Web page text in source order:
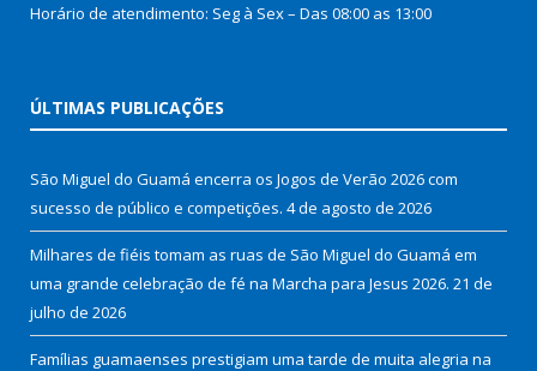
Horário de atendimento: Seg à Sex – Das 08:00 as 13:00
ÚLTIMAS PUBLICAÇÕES
São Miguel do Guamá encerra os Jogos de Verão 2026 com
sucesso de público e competições. 4 de agosto de 2026
Milhares de fiéis tomam as ruas de São Miguel do Guamá em
uma grande celebração de fé na Marcha para Jesus 2026. 21 de
julho de 2026
Famílias guamaenses prestigiam uma tarde de muita alegria na